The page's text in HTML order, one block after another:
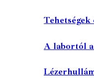
Tehetségek
A labortól a